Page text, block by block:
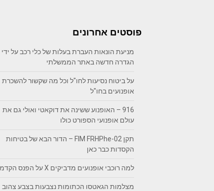
פוסטים אחרונים
מניעת הונאות העברת בעלות של כלי רכב על ידי
הגדרה חדשה באתר הממשלתי
על ביטוח נסיעות לחו"ל וכל מה שקשור להשכרת
אופנועים בחו"ל
916 – האופנוע ששינה את דוקאטי ואולי גם את
עולם אופנועי הספורט כולו
תקן FIM FRHPhe-02 – הדור הבא של בטיחות
הקסדות כבר כאן
למה רוכבי אופנועים מדביקים X על הפנס הקדמי?
מצלמות הגאטסו הכתומות נצבעות בצבע צהוב